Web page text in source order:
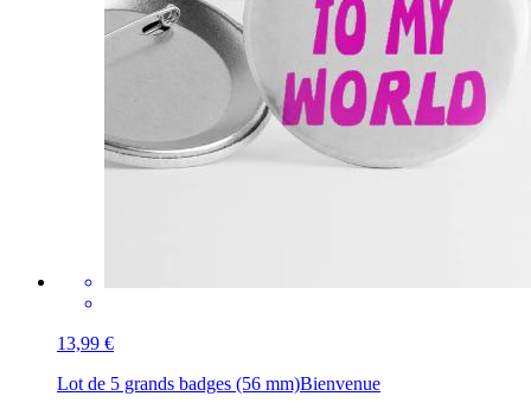
13,99 €
Lot de 5 grands badges (56 mm)Bienvenue